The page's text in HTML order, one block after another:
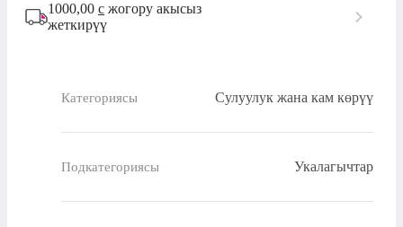
1000,00 с жогору акысыз
жеткирүү
Категориясы Сулуулук жана кам көрүү
Подкатегориясы Укалагычтар